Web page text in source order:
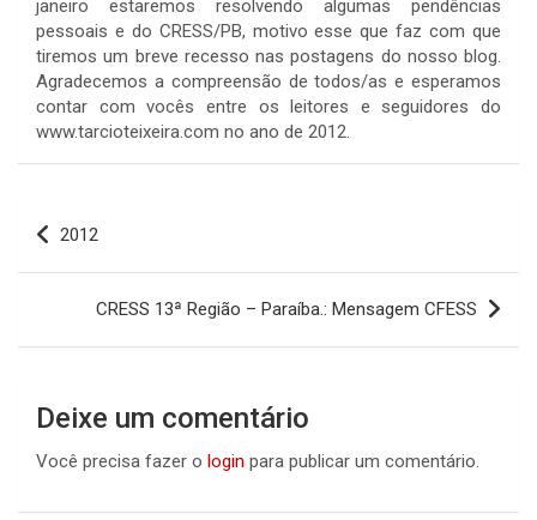
janeiro estaremos resolvendo algumas pendências
pessoais e do CRESS/PB, motivo esse que faz com que
tiremos um breve recesso nas postagens do nosso blog.
Agradecemos a compreensão de todos/as e esperamos
contar com vocês entre os leitores e seguidores do
www.tarcioteixeira.com no ano de 2012.
Navegação
de
2012
CRESS 13ª Região – Paraíba.: Mensagem CFESS
Deixe um comentário
Você precisa fazer o login para publicar um comentário.